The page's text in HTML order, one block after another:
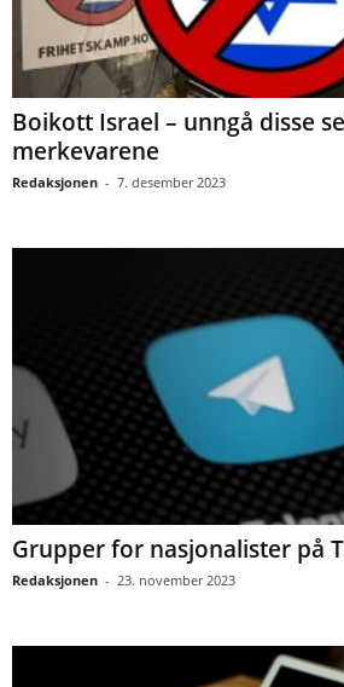
Boikott Israel – unngå disse
merkevarene
Redaksjonen - 7. desember 2023
Grupper for nasjonalister på
Redaksjonen - 23. november 2023